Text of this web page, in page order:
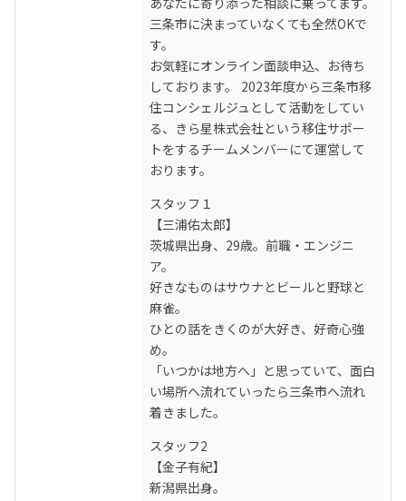
三条市に決まっていなくても全然OKで
す。
お気軽にオンライン面談申込、お待ち
しております。 2023年度から三条市移
住コンシェルジュとして活動をしてい
る、きら星株式会社という移住サポー
トをするチームメンバーにて運営して
おります。
スタッフ１
【三浦佑太郎】
茨城県出身、29歳。前職・エンジニ
ア。
好きなものはサウナとビールと野球と
麻雀。
ひとの話をきくのが大好き、好奇心強
め。
「いつかは地方へ」と思っていて、面白
い場所へ流れていったら三条市へ流れ
着きました。
スタッフ2
【金子有紀】
新潟県出身。